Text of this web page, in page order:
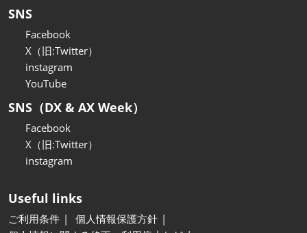
SNS
Facebook
X（旧:Twitter）
instagram
YouTube
SNS（DX & AX Week）
Facebook
X（旧:Twitter）
instagram
Useful links
ご利用条件
個人情報保護方針